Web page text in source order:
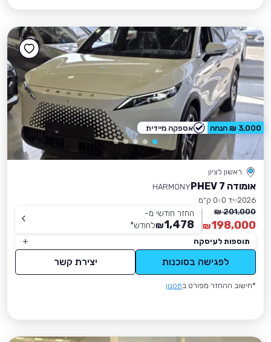
ראשון לציון
אומודה 7 PHEV
HARMONY
2026 יד 0
0 ק״מ
201,000 ₪
198,000
₪
החזר חודשי מ-
1,478
₪לחודש*
תוספות לעיסקה
לפגישה בסוכנות יצירת קשר
*חישוב ההחזר מפורט בתקנון
3,000 ₪ הנחה אספקה מיידית